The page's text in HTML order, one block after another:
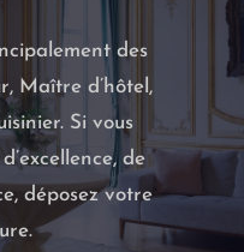
des
Maître d’hôtel,
Si vous
de
déposez votre